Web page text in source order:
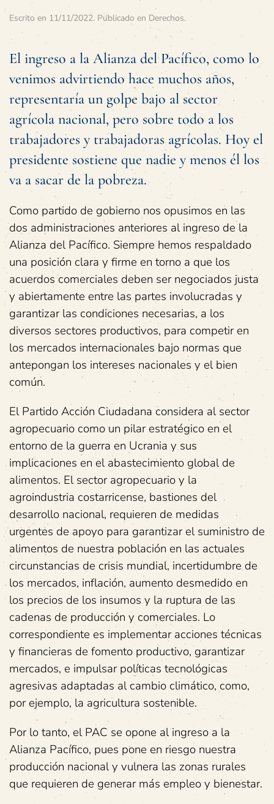
Escrito en 11/11/2022. Publicado en Derechos.
El ingreso a la Alianza del Pacífico, como lo
venimos advirtiendo hace muchos años,
representaría un golpe bajo al sector
agrícola nacional, pero sobre todo a los
trabajadores y trabajadoras agrícolas. Hoy el
presidente sostiene que nadie y menos él los
va a sacar de la pobreza.
Como partido de gobierno nos opusimos en las
dos administraciones anteriores al ingreso de la
Alianza del Pacífico. Siempre hemos respaldado
una posición clara y firme en torno a que los
acuerdos comerciales deben ser negociados justa
y abiertamente entre las partes involucradas y
garantizar las condiciones necesarias, a los
diversos sectores productivos, para competir en
los mercados internacionales bajo normas que
antepongan los intereses nacionales y el bien
común.
El Partido Acción Ciudadana considera al sector
agropecuario como un pilar estratégico en el
entorno de la guerra en Ucrania y sus
implicaciones en el abastecimiento global de
alimentos. El sector agropecuario y la
agroindustria costarricense, bastiones del
desarrollo nacional, requieren de medidas
urgentes de apoyo para garantizar el suministro de
alimentos de nuestra población en las actuales
circunstancias de crisis mundial, incertidumbre de
los mercados, inflación, aumento desmedido en
los precios de los insumos y la ruptura de las
cadenas de producción y comerciales. Lo
correspondiente es implementar acciones técnicas
y financieras de fomento productivo, garantizar
mercados, e impulsar políticas tecnológicas
agresivas adaptadas al cambio climático, como,
por ejemplo, la agricultura sostenible.
Por lo tanto, el PAC se opone al ingreso a la
Alianza Pacífico, pues pone en riesgo nuestra
producción nacional y vulnera las zonas rurales
que requieren de generar más empleo y bienestar.